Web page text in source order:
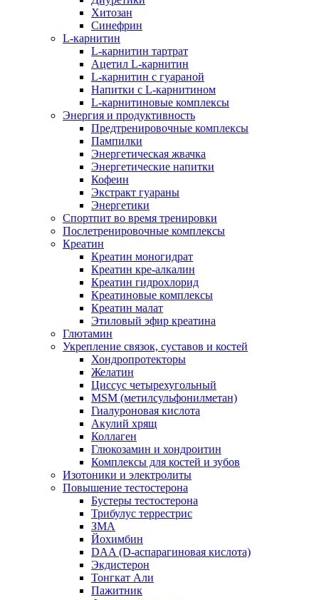
Хитозан
Синефрин
L-карнитин
L-карнитин тартрат
Ацетил L-карнитин
L-карнитин с гуараной
Напитки c L-карнитином
L-карнитиновые комплексы
Энергия и продуктивность
Предтренировочные комплексы
Пампилки
Энергетическая жвачка
Энергетические напитки
Кофеин
Экстракт гуараны
Энергетики
Спортпит во время тренировки
Послетренировочные комплексы
Креатин
Креатин моногидрат
Креатин кре-алкалин
Креатин гидрохлорид
Креатиновые комплексы
Креатин малат
Этиловый эфир креатина
Глютамин
Укрепление связок, суставов и костей
Хондропротекторы
Желатин
Циссус четырехугольный
MSM (метилсульфонилметан)
Гиалуроновая кислота
Акулий хрящ
Коллаген
Глюкозамин и хондроитин
Комплексы для костей и зубов
Изотоники и электролиты
Повышение тестостерона
Бустеры тестостерона
Трибулус террестрис
ЗМА
Йохимбин
DAA (D-аспарагиновая кислота)
Экдистерон
Тонгкат Али
Пажитник